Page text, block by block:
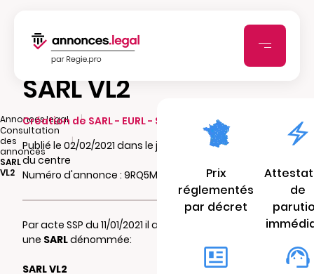
Annonces.legal
|
Consultation
des
annonces
|
SARL
VL2
SARL VL2
Création de SARL - EURL - SCI - SCA - SCCV
Publié le 02/02/2021 dans le journal Populaire
du centre
Numéro d'annonce : 9RQ5MLD4PZzdd
Par acte SSP du 11/01/2021 il a été constitué
une SARLdénommée:
SARL VL2
Prix
réglementés
par décret
de